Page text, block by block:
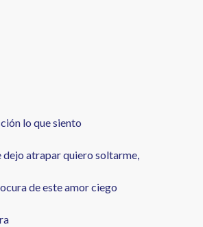
lo que siento
dejo atrapar quiero soltarme,
de este amor ciego